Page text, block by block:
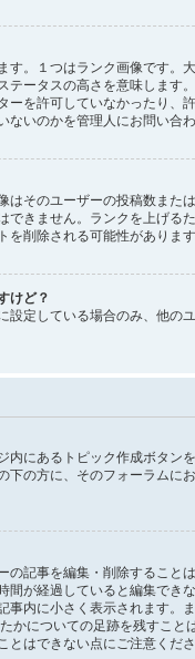
。１つはランク画像です
ータスの高さを意味しま
を許可していなかったり、
いのかを管理人にお問い合わ
そのユーザーの投稿数また
きません。ランクを上げる
削除される可能性があります
けど？
定している場合のみ、他
にあるトピック作成ボタ
の方に、そのフォーラムに
記事を編集・削除すること
が経過していると編集で
内に小さく表示されます
かについての足跡を残すこ
はできない点にご注意くださ